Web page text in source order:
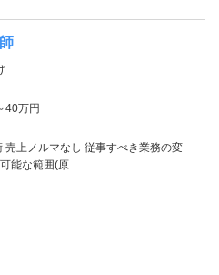
40万円
売上ノルマなし 従事すべき業務の変
能な範囲(原…